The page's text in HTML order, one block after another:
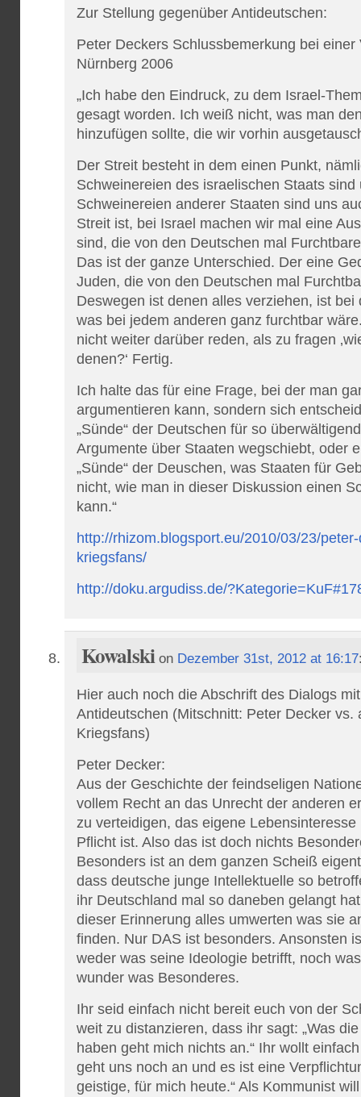
Zur Stellung gegenüber Antideutschen:
Peter Deckers Schlussbemerkung bei einer
Nürnberg 2006
„Ich habe den Eindruck, zu dem Israel-
gesagt worden. Ich weiß nicht, was man
hinzufügen sollte, die wir vorhin
Der Streit besteht in dem einen Punkt,
Schweinereien des israelischen Staats sind
Schweinereien anderer Staaten sind uns
Streit ist, bei Israel machen wir mal eine
sind, die von den Deutschen mal
Das ist der ganze Unterschied. Der eine
Juden, die von den Deutschen mal
Deswegen ist denen alles verziehen, ist bei
was bei jedem anderen ganz furchtbar
nicht weiter darüber reden, als zu fragen
denen?‘ Fertig.
Ich halte das für eine Frage, bei der man
argumentieren kann, sondern sich
„Sünde“ der Deutschen für so
Argumente über Staaten wegschiebt, oder
„Sünde“ der Deuschen, was Staaten für
nicht, wie man in dieser Diskussion einen
kann.“
http://rhizom.blogsport.eu/2010/03/23/
kriegsfans/
http://doku.argudiss.de/
Kowalskion Dezember 31st, 2012 at 16:17
Hier auch noch die Abschrift des Dialogs
Antideutschen (Mitschnitt: Peter Decker vs.
Kriegsfans)
Peter Decker:
Aus der Geschichte der feindseligen
vollem Recht an das Unrecht der anderen
zu verteidigen, das eigene
Pflicht ist. Also das ist doch nichts
Besonders ist an dem ganzen Scheiß
dass deutsche junge Intellektuelle so
ihr Deutschland mal so daneben gelangt
dieser Erinnerung alles umwerten was sie
finden. Nur DAS ist besonders. Ansonsten
weder was seine Ideologie betrifft, noch
wunder was Besonderes.
Ihr seid einfach nicht bereit euch von der
weit zu distanzieren, dass ihr sagt: „Was
haben geht mich nichts an.“ Ihr wollt
geht uns noch an und es ist eine
geistige, für mich heute.“ Als Kommunist